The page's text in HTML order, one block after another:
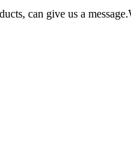
can give us a